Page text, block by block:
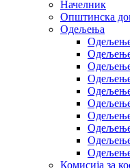
Начелник
Општинска
Одељења
Одељење
Одељење
Одељење
Одељење
Одељење
Одељење
Одељење
Комисија за